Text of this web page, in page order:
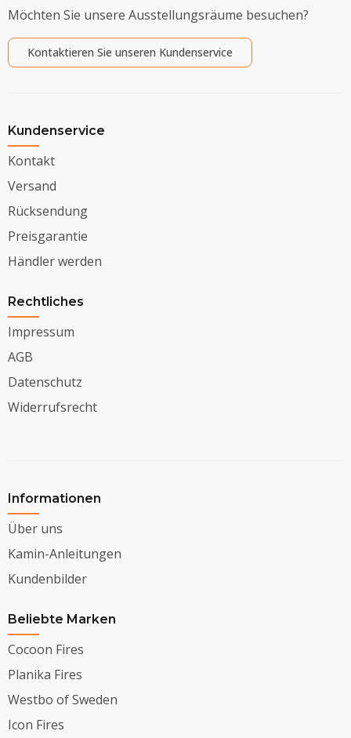
Möchten Sie unsere Ausstellungsräume besuchen?
Kontaktieren Sie unseren Kundenservice
Kundenservice
Kontakt
Versand
Rücksendung
Preisgarantie
Händler werden
Rechtliches
Impressum
AGB
Datenschutz
Widerrufsrecht
Informationen
Über uns
Kamin-Anleitungen
Kundenbilder
Beliebte Marken
Cocoon Fires
Planika Fires
Westbo of Sweden
Icon Fires